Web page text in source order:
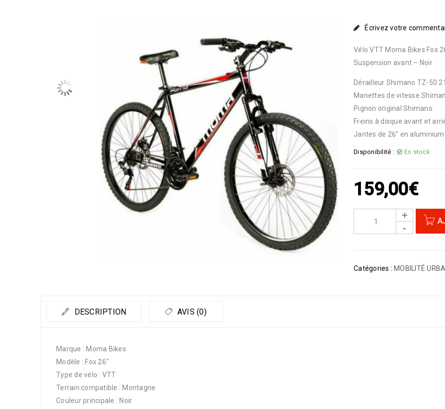
Écrivez votre
Vélo VTT Moma Bikes Fox
Suspension avant – Noir
Dérailleur Shimano TZ-50
Manettes de vitesse
Pignon original Shimano
Freins à disque avant et
Jantes de 26” en aluminium
Disponibilité : En stock
159,00€
Catégories : MOBILITÉ
DESCRIPTION AVIS (0)
Marque : Moma Bikes
Modèle : Fox 26″
Type de vélo : VTT
Terrain compatible : Montagne
Couleur principale : Noir